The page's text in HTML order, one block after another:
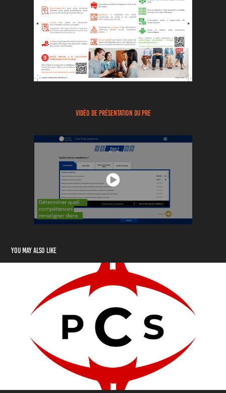
Vidéo de présentation du PRE
You may also like
Project Conquerors